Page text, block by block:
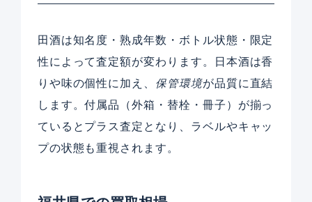
田酒は知名度・熟成年数・ボトル状態・限定
性によって査定額が変わります。日本酒は香
りや味の個性に加え、 保管環境が品質に直結
します。付属品（外箱・替栓・冊子）が揃っ
ているとプラス査定となり、ラベルやキャッ
プの状態も重視されます。